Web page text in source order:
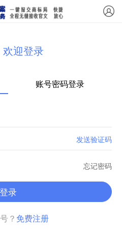
迎登录
账号密码登录
发送验证码
忘记密码
登录
？ 免费注册